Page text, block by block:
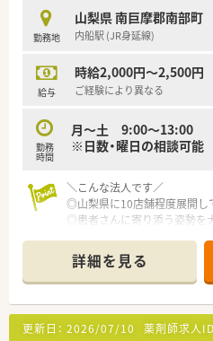
勤務地
山梨県 南巨摩郡南部町
内船駅 (JR身延線)
給与
時給2,000円～2,500円
ご経験により異なる
勤務
時間
月～土 9:00～13:00
※日数・曜日の相談可能
＼こんな法人です／
◎山梨県に10店舗程度展開し
◎患者さんに寄り添う姿勢を
地域のかかりつけ薬局を目指
◎訪問在宅にも対応しています
◎カフェ併設店もあり、患者
健康相談へ来やすいような取
＼効率化をすすめています／
詳細を見る
更新日： 2026/07/10 薬剤師求人ID